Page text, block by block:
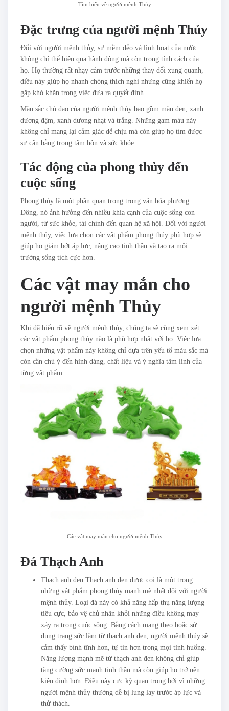
Tìm hiểu về người mệnh Thủy
Đặc trưng của người mệnh Thủy
Đối với người mệnh thủy, sự mềm dẻo và linh hoạt của nước
không chỉ thể hiện qua hành động mà còn trong tính cách của
họ. Họ thường rất nhạy cảm trước những thay đổi xung quanh,
điều này giúp họ nhanh chóng thích nghi nhưng cũng khiến họ
gặp khó khăn trong việc đưa ra quyết định.
Màu sắc chủ đạo của người mệnh thủy bao gồm màu đen, xanh
dương đậm, xanh dương nhạt và trắng. Những gam màu này
không chỉ mang lại cảm giác dễ chịu mà còn giúp họ tìm được
sự cân bằng trong tâm hồn và sức khỏe.
Tác động của phong thủy đến
cuộc sống
Phong thủy là một phần quan trọng trong văn hóa phương
Đông, nó ảnh hưởng đến nhiều khía cạnh của cuộc sống con
người, từ sức khỏe, tài chính đến quan hệ xã hội. Đối với người
mệnh thủy, việc lựa chọn các vật phẩm phong thủy phù hợp sẽ
giúp họ giảm bớt áp lực, nâng cao tinh thần và tạo ra môi
trường sống tích cực hơn.
Các vật may mắn cho
người mệnh Thủy
Khi đã hiểu rõ về người mệnh thủy, chúng ta sẽ cùng xem xét
các vật phẩm phong thủy nào là phù hợp nhất với họ. Việc lựa
chọn những vật phẩm này không chỉ dựa trên yếu tố màu sắc mà
còn cần chú ý đến hình dáng, chất liệu và ý nghĩa tâm linh của
từng vật phẩm.
Các vật may mắn cho người mệnh Thủy
Đá Thạch Anh
Thạch anh đen:Thạch anh đen được coi là một trong
những vật phẩm phong thủy mạnh mẽ nhất đối với người
mệnh thủy. Loại đá này có khả năng hấp thụ năng lượng
tiêu cực, bảo vệ chủ nhân khỏi những điều không may
xảy ra trong cuộc sống. Bằng cách mang theo hoặc sử
dụng trang sức làm từ thạch anh đen, người mệnh thủy sẽ
cảm thấy bình tĩnh hơn, tự tin hơn trong mọi tình huống.
Năng lượng mạnh mẽ từ thạch anh đen không chỉ giúp
tăng cường sức mạnh tinh thần mà còn giúp họ trở nên
kiên định hơn. Điều này cực kỳ quan trọng bởi vì những
người mệnh thủy thường dễ bị lung lay trước áp lực và
thử thách.